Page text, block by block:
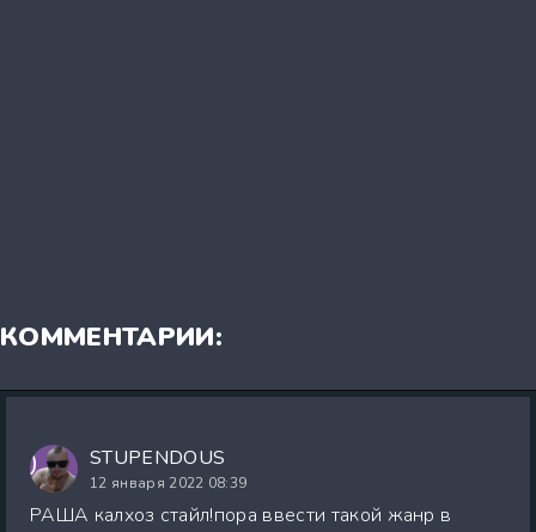
КОММЕНТАРИИ:
STUPENDOUS
12 января 2022 08:39
РАША калхоз стайл!пора ввести такой жанр в